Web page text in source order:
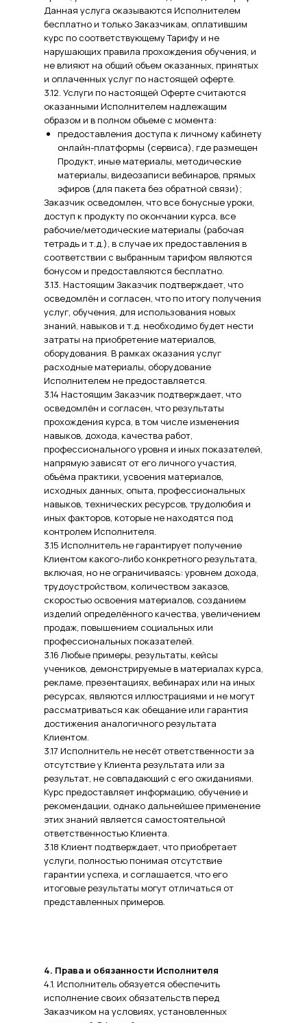
Данная услуга оказываются Исполнителем
бесплатно и только Заказчикам, оплатившим
курс по соответствующему Тарифу и не
нарушающих правила прохождения обучения, и
не влияют на общий объем оказанных, принятых
и оплаченных услуг по настоящей оферте.
3.12. Услуги по настоящей Оферте считаются
оказанными Исполнителем надлежащим
образом и в полном объеме с момента:
предоставления доступа к личному кабинету
онлайн-платформы (сервиса), где размещен
Продукт, иные материалы, методические
материалы, видеозаписи вебинаров, прямых
эфиров (для пакета без обратной связи);
Заказчик осведомлен, что все бонусные уроки,
доступ к продукту по окончании курса, все
рабочие/методические материалы (рабочая
тетрадь и т.д.), в случае их предоставления в
соответствии с выбранным тарифом являются
бонусом и предоставляются бесплатно.
3.13. Настоящим Заказчик подтверждает, что
осведомлён и согласен, что по итогу получения
услуг, обучения, для использования новых
знаний, навыков и т.д. необходимо будет нести
затраты на приобретение материалов,
оборудования. В рамках оказания услуг
расходные материалы, оборудование
Исполнителем не предоставляется.
3.14 Настоящим Заказчик подтверждает, что
осведомлён и согласен, что результаты
прохождения курса, в том числе изменения
навыков, дохода, качества работ,
профессионального уровня и иных показателей,
напрямую зависят от его личного участия,
объёма практики, усвоения материалов,
исходных данных, опыта, профессиональных
навыков, технических ресурсов, трудолюбия и
иных факторов, которые не находятся под
контролем Исполнителя.
3.15 Исполнитель не гарантирует получение
Клиентом какого-либо конкретного результата,
включая, но не ограничиваясь: уровнем дохода,
трудоустройством, количеством заказов,
скоростью освоения материалов, созданием
изделий определённого качества, увеличением
продаж, повышением социальных или
профессиональных показателей.
3.16 Любые примеры, результаты, кейсы
учеников, демонстрируемые в материалах курса,
рекламе, презентациях, вебинарах или на иных
ресурсах, являются иллюстрациями и не могут
рассматриваться как обещание или гарантия
достижения аналогичного результата
Клиентом.
3.17 Исполнитель не несёт ответственности за
отсутствие у Клиента результата или за
результат, не совпадающий с его ожиданиями.
Курс предоставляет информацию, обучение и
рекомендации, однако дальнейшее применение
этих знаний является самостоятельной
ответственностью Клиента.
3.18 Клиент подтверждает, что приобретает
услуги, полностью понимая отсутствие
гарантии успеха, и соглашается, что его
итоговые результаты могут отличаться от
представленных примеров.
4. Права и обязанности Исполнителя
4.1. Исполнитель обязуется обеспечить
исполнение своих обязательств перед
Заказчиком на условиях, установленных